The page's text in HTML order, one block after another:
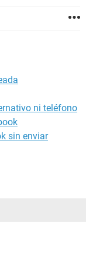
ni teléfono
sin enviar